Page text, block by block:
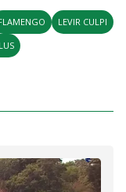
LEVIR CULPI